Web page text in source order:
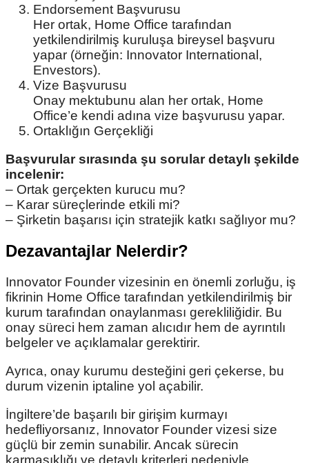
Endorsement Başvurusu
Her ortak, Home Office tarafından
yetkilendirilmiş kuruluşa bireysel başvuru
yapar (örneğin: Innovator International,
Envestors).
Vize Başvurusu
Onay mektubunu alan her ortak, Home
Office’e kendi adına vize başvurusu yapar.
Ortaklığın Gerçekliği
Başvurular sırasında şu sorular detaylı şekilde
incelenir:
– Ortak gerçekten kurucu mu?
– Karar süreçlerinde etkili mi?
– Şirketin başarısı için stratejik katkı sağlıyor mu?
Dezavantajlar Nelerdir?
Innovator Founder vizesinin en önemli zorluğu, iş
fikrinin Home Office tarafından yetkilendirilmiş bir
kurum tarafından onaylanması gerekliliğidir. Bu
onay süreci hem zaman alıcıdır hem de ayrıntılı
belgeler ve açıklamalar gerektirir.
Ayrıca, onay kurumu desteğini geri çekerse, bu
durum vizenin iptaline yol açabilir.
İngiltere’de başarılı bir girişim kurmayı
hedefliyorsanız, Innovator Founder vizesi size
güçlü bir zemin sunabilir. Ancak sürecin
karmaşıklığı ve detaylı kriterleri nedeniyle